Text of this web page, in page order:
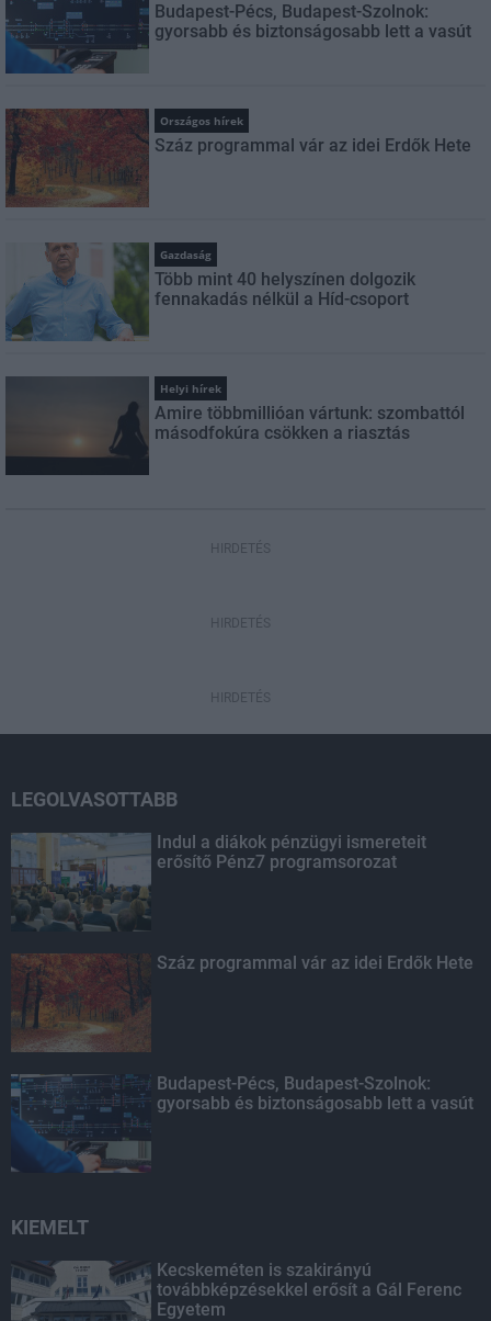
Budapest-Pécs, Budapest-Szolnok:
gyorsabb és biztonságosabb lett a vasút
Országos hírek
Száz programmal vár az idei Erdők Hete
Gazdaság
Több mint 40 helyszínen dolgozik
fennakadás nélkül a Híd-csoport
Helyi hírek
Amire többmillióan vártunk: szombattól
másodfokúra csökken a riasztás
HIRDETÉS
HIRDETÉS
HIRDETÉS
LEGOLVASOTTABB
Indul a diákok pénzügyi ismereteit
erősítő Pénz7 programsorozat
Száz programmal vár az idei Erdők Hete
Budapest-Pécs, Budapest-Szolnok:
gyorsabb és biztonságosabb lett a vasút
KIEMELT
Kecskeméten is szakirányú
továbbképzésekkel erősít a Gál Ferenc
Egyetem